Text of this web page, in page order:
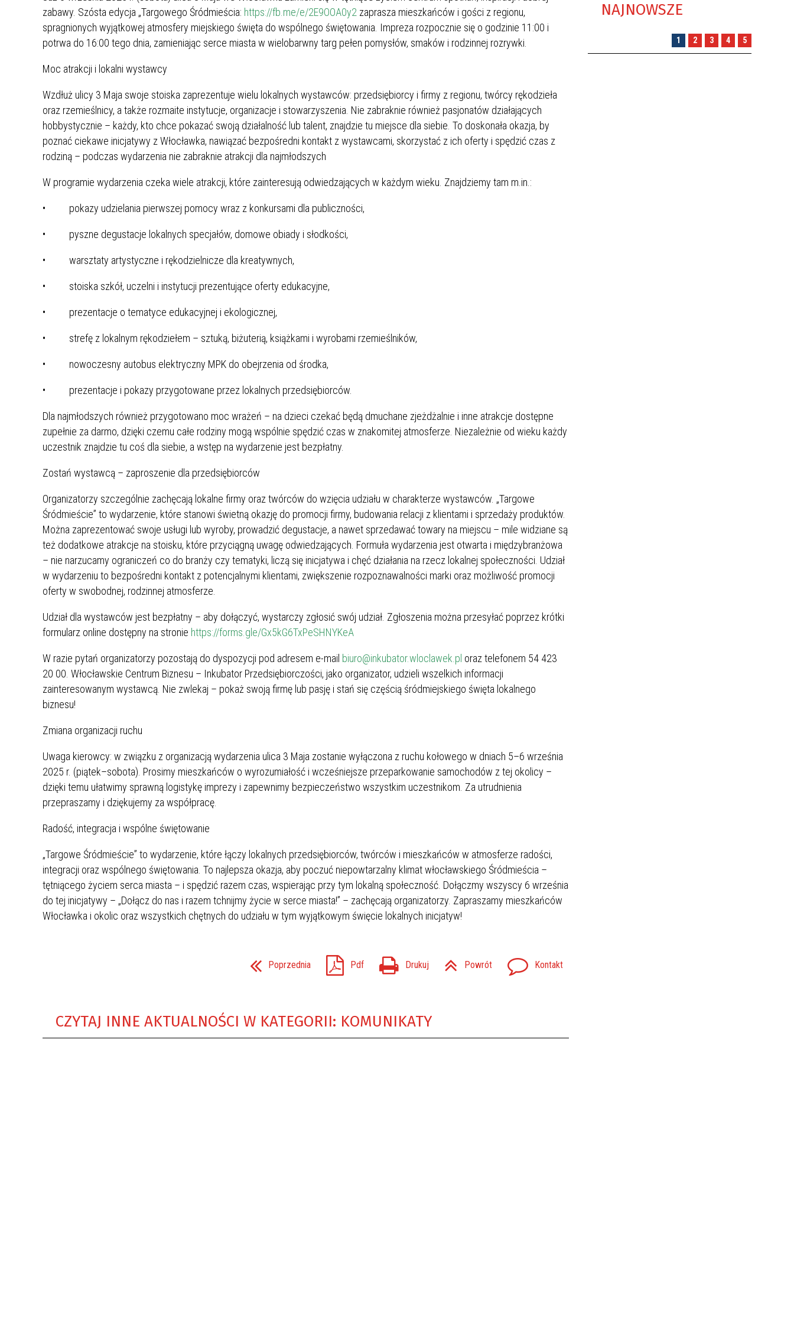
ARP_POŻYCZKA ANTYINFLACYJNA
GRUNTOWEJ, STANOWIĄCEJ
WŁASNOŚĆ SKARBU PAŃSTWA,
POŁOŻONEJ WE WŁOCŁAWKU PRZY UL.
DUNINOWSKIEJ, OZNACZONEJ JAKO
DZIAŁKA EWIDENCYJNA NR 26/2
(WŁOCŁAWEK KM 93) O POW. 0,0835
HA.
zabawy. Szósta edycja „Targowego Śródmieścia: https://fb.me/e/2E9OOA0y2 zaprasza mieszkańców i gości z regionu,
spragnionych wyjątkowej atmosfery miejskiego święta do wspólnego świętowania. Impreza rozpocznie się o godzinie 11:00 i
potrwa do 16:00 tego dnia, zamieniając serce miasta w wielobarwny targ pełen pomysłów, smaków i rodzinnej rozrywki.
Moc atrakcji i lokalni wystawcy
Wzdłuż ulicy 3 Maja swoje stoiska zaprezentuje wielu lokalnych wystawców: przedsiębiorcy i firmy z regionu, twórcy rękodzieła
oraz rzemieślnicy, a także rozmaite instytucje, organizacje i stowarzyszenia. Nie zabraknie również pasjonatów działających
hobbystycznie – każdy, kto chce pokazać swoją działalność lub talent, znajdzie tu miejsce dla siebie. To doskonała okazja, by
poznać ciekawe inicjatywy z Włocławka, nawiązać bezpośredni kontakt z wystawcami, skorzystać z ich oferty i spędzić czas z
rodziną – podczas wydarzenia nie zabraknie atrakcji dla najmłodszych
W programie wydarzenia czeka wiele atrakcji, które zainteresują odwiedzających w każdym wieku. Znajdziemy tam m.in.:
• pokazy udzielania pierwszej pomocy wraz z konkursami dla publiczności,
• pyszne degustacje lokalnych specjałów, domowe obiady i słodkości,
• warsztaty artystyczne i rękodzielnicze dla kreatywnych,
• stoiska szkół, uczelni i instytucji prezentujące oferty edukacyjne,
• prezentacje o tematyce edukacyjnej i ekologicznej,
• strefę z lokalnym rękodziełem – sztuką, biżuterią, książkami i wyrobami rzemieślników,
• nowoczesny autobus elektryczny MPK do obejrzenia od środka,
• prezentacje i pokazy przygotowane przez lokalnych przedsiębiorców.
Dla najmłodszych również przygotowano moc wrażeń – na dzieci czekać będą dmuchane zjeżdżalnie i inne atrakcje dostępne
zupełnie za darmo, dzięki czemu całe rodziny mogą wspólnie spędzić czas w znakomitej atmosferze. Niezależnie od wieku każdy
uczestnik znajdzie tu coś dla siebie, a wstęp na wydarzenie jest bezpłatny.
Zostań wystawcą – zaproszenie dla przedsiębiorców
Organizatorzy szczególnie zachęcają lokalne firmy oraz twórców do wzięcia udziału w charakterze wystawców. „Targowe
Śródmieście” to wydarzenie, które stanowi świetną okazję do promocji firmy, budowania relacji z klientami i sprzedaży produktów.
Można zaprezentować swoje usługi lub wyroby, prowadzić degustacje, a nawet sprzedawać towary na miejscu – mile widziane są
też dodatkowe atrakcje na stoisku, które przyciągną uwagę odwiedzających. Formuła wydarzenia jest otwarta i międzybranżowa
– nie narzucamy ograniczeń co do branży czy tematyki, liczą się inicjatywa i chęć działania na rzecz lokalnej społeczności. Udział
w wydarzeniu to bezpośredni kontakt z potencjalnymi klientami, zwiększenie rozpoznawalności marki oraz możliwość promocji
oferty w swobodnej, rodzinnej atmosferze.
Udział dla wystawców jest bezpłatny – aby dołączyć, wystarczy zgłosić swój udział. Zgłoszenia można przesyłać poprzez krótki
formularz online dostępny na stronie https://forms.gle/Gx5kG6TxPeSHNYKeA
W razie pytań organizatorzy pozostają do dyspozycji pod adresem e-mail biuro@inkubator.wloclawek.pl oraz telefonem 54 423
20 00. Włocławskie Centrum Biznesu – Inkubator Przedsiębiorczości, jako organizator, udzieli wszelkich informacji
zainteresowanym wystawcą. Nie zwlekaj – pokaż swoją firmę lub pasję i stań się częścią śródmiejskiego święta lokalnego
biznesu!
Zmiana organizacji ruchu
Uwaga kierowcy: w związku z organizacją wydarzenia ulica 3 Maja zostanie wyłączona z ruchu kołowego w dniach 5–6 września
2025 r. (piątek–sobota). Prosimy mieszkańców o wyrozumiałość i wcześniejsze przeparkowanie samochodów z tej okolicy –
dzięki temu ułatwimy sprawną logistykę imprezy i zapewnimy bezpieczeństwo wszystkim uczestnikom. Za utrudnienia
przepraszamy i dziękujemy za współpracę.
Radość, integracja i wspólne świętowanie
„Targowe Śródmieście” to wydarzenie, które łączy lokalnych przedsiębiorców, twórców i mieszkańców w atmosferze radości,
integracji oraz wspólnego świętowania. To najlepsza okazja, aby poczuć niepowtarzalny klimat włocławskiego Śródmieścia –
tętniącego życiem serca miasta – i spędzić razem czas, wspierając przy tym lokalną społeczność. Dołączmy wszyscy 6 września
do tej inicjatywy – „Dołącz do nas i razem tchnijmy życie w serce miasta!” – zachęcają organizatorzy. Zapraszamy mieszkańców
Włocławka i okolic oraz wszystkich chętnych do udziału w tym wyjątkowym święcie lokalnych inicjatyw!
Poprzednia Pdf Drukuj Powrót Kontakt
CZYTAJ INNE AKTUALNOŚCI W KATEGORII: KOMUNIKATY
NAJNOWSZE
1 2 3 4 5